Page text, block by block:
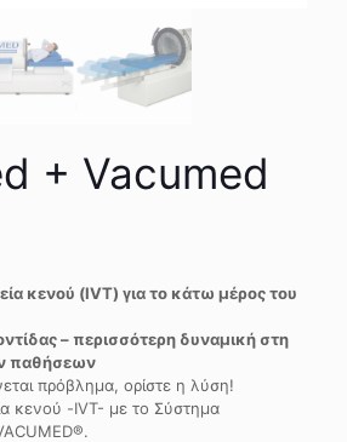
+ Vacumed
κενού (IVT) για το κάτω μέρος του
– περισσότερη δυναμική στη
παθήσεων
πρόβλημα, ορίστε η λύση!
κενού -IVT- με το Σύστημα